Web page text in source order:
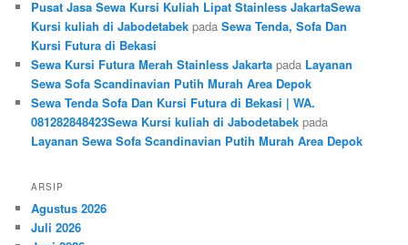
Pusat Jasa Sewa Kursi Kuliah Lipat Stainless JakartaSewa
Kursi kuliah di Jabodetabek padaSewa Tenda, Sofa Dan
Kursi Futura di Bekasi
Sewa Kursi Futura Merah Stainless Jakarta pada Layanan
Sewa Sofa Scandinavian Putih Murah Area Depok
Sewa Tenda Sofa Dan Kursi Futura di Bekasi | WA.
081282848423Sewa Kursi kuliah di Jabodetabek pada
Layanan Sewa Sofa Scandinavian Putih Murah Area Depok
ARSIP
Agustus 2026
Juli 2026